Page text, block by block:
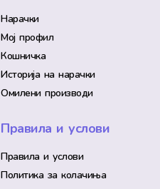
Нарачки
Мој профил
Кошничка
Историја на нарачки
Омилени производи
Правила и услови
Правила и услови
Политика за колачиња